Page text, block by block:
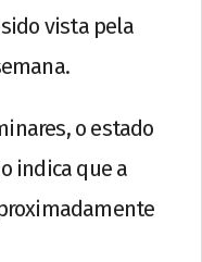
vista pela
o estado
indica que a